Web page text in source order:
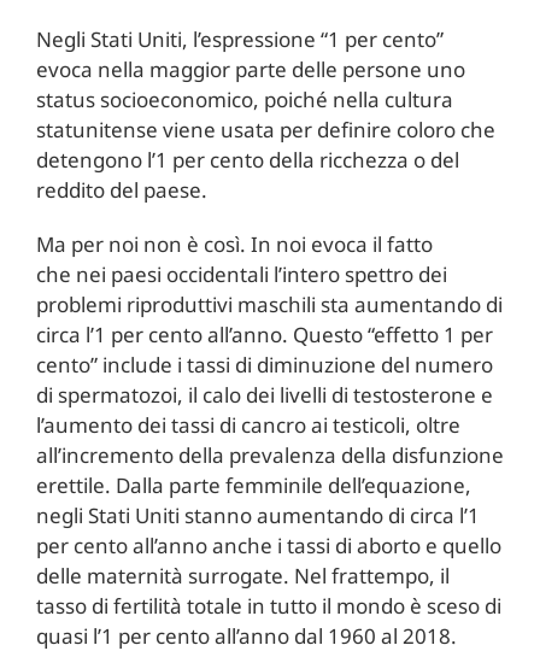
Negli Stati Uniti, l’espressione “1 per cento”
evoca nella maggior parte delle persone uno
status socioeconomico, poiché nella cultura
statunitense viene usata per definire coloro che
detengono l’1 per cento della ricchezza o del
reddito del paese.
Ma per noi non è così. In noi evoca il fatto
che nei paesi occidentali l’intero spettro dei
problemi riproduttivi maschili sta aumentando di
circa l’1 per cento all’anno. Questo “effetto 1 per
cento” include i tassi di diminuzione del numero
di spermatozoi, il calo dei livelli di testosterone e
l’aumento dei tassi di cancro ai testicoli, oltre
all’incremento della prevalenza della disfunzione
erettile. Dalla parte femminile dell’equazione,
negli Stati Uniti stanno aumentando di circa l’1
per cento all’anno anche i tassi di aborto e quello
delle maternità surrogate. Nel frattempo, il
tasso di fertilità totale in tutto il mondo è sceso di
quasi l’1 per cento all’anno dal 1960 al 2018.